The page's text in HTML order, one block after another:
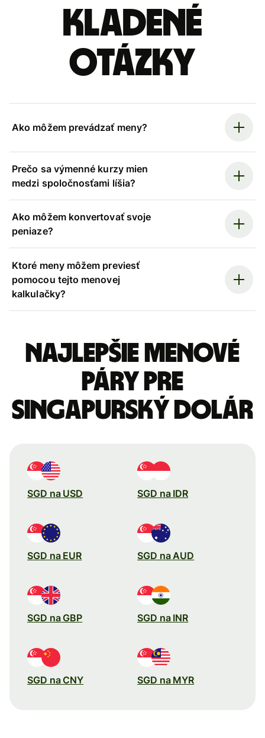
kladené
otázky
Ako môžem prevádzať meny?
Prečo sa výmenné kurzy mien
medzi spoločnosťami líšia?
Ako môžem konvertovať svoje
peniaze?
Ktoré meny môžem previesť
pomocou tejto menovej
kalkulačky?
Najlepšie menové
páry pre
Singapurský dolár
SGD na USD SGD na IDR
SGD na EUR SGD na AUD
SGD na GBP SGD na INR
SGD na CNY SGD na MYR